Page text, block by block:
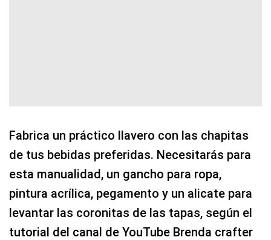
Fabrica un práctico llavero con las chapitas
de tus bebidas preferidas. Necesitarás para
esta manualidad, un gancho para ropa,
pintura acrílica, pegamento y un alicate para
levantar las coronitas de las tapas, según el
tutorial del canal de YouTube Brenda crafter